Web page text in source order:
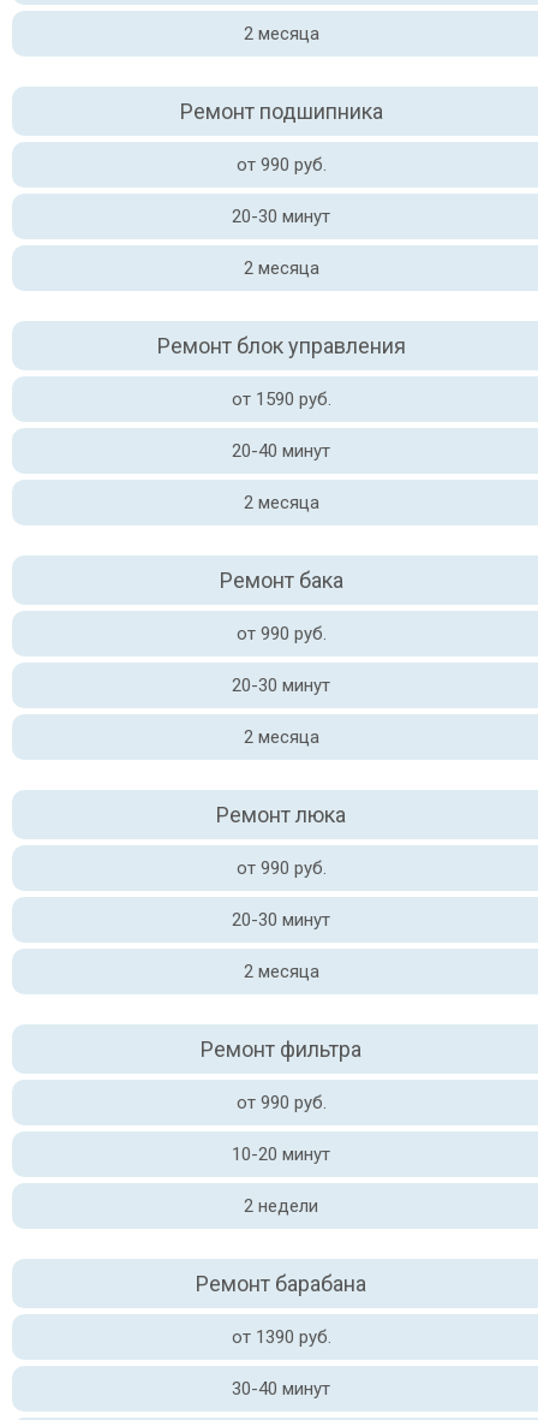
2 месяца
Ремонт подшипника
от 990 руб.
20-30 минут
2 месяца
Ремонт блок управления
от 1590 руб.
20-40 минут
2 месяца
Ремонт бака
от 990 руб.
20-30 минут
2 месяца
Ремонт люка
от 990 руб.
20-30 минут
2 месяца
Ремонт фильтра
от 990 руб.
10-20 минут
2 недели
Ремонт барабана
от 1390 руб.
30-40 минут